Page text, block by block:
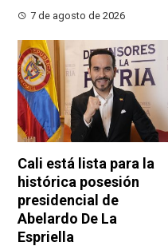
7 de agosto de 2026
Cali está lista para la
histórica posesión
presidencial de
Abelardo De La
Espriella